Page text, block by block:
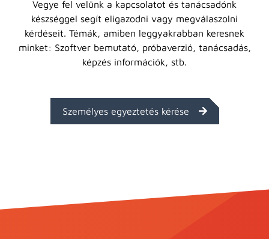
Vegye fel velünk a kapcsolatot és tanácsadónk
készséggel segít eligazodni vagy megválaszolni
kérdéseit. Témák, amiben leggyakrabban keresnek
minket: Szoftver bemutató, próbaverzió, tanácsadás,
képzés információk, stb.
Személyes egyeztetés kérése